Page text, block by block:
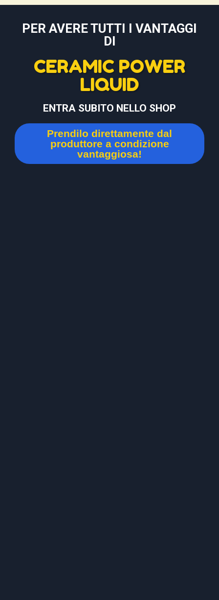
PER AVERE TUTTI I VANTAGGI
DI
CERAMIC POWER
LIQUID
ENTRA SUBITO NELLO SHOP
Prendilo direttamente dal
produttore a condizione
vantaggiosa!